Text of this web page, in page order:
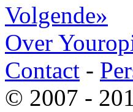
Volgende»
Over
Contact -
© 2007 -